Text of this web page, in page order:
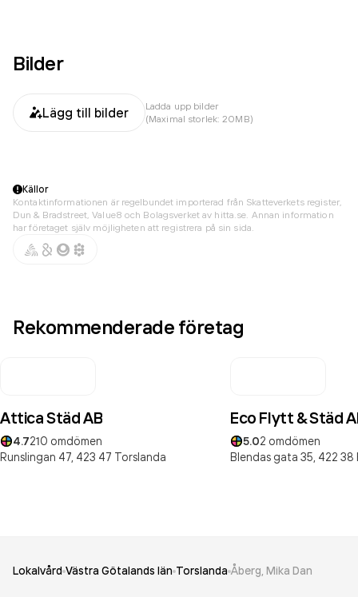
Bilder
Lägg till bilder
Ladda upp bilder
(Maximal storlek: 20MB)
Källor
Kontaktinformationen är regelbundet importerad från Skatteverkets register,
Dun & Bradstreet, Value8 och Bolagsverket av hitta.se. Annan information
har företaget själv möjligheten att registrera på sin sida.
Rekommenderade företag
Attica Städ AB
4.7210 omdömen
Runslingan 47, 423 47 Torslanda
Eco Flytt & Städ
5.02 omdömen
Blendas gata 35, 422 38
Lokalvård Västra Götalands län Torslanda Åberg, Mika Dan